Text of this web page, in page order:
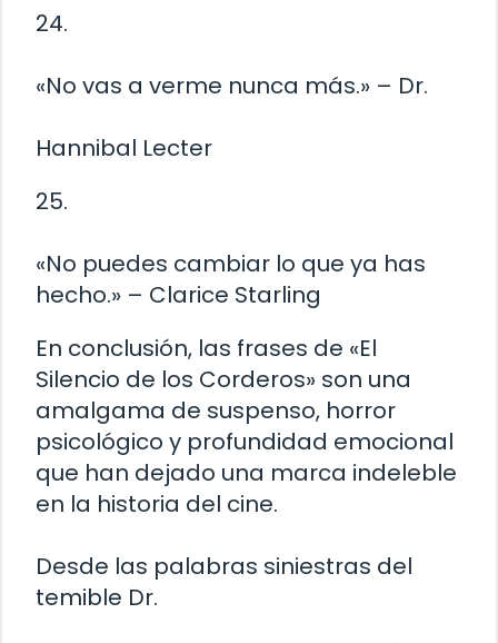
24.
«No vas a verme nunca más.» – Dr.
Hannibal Lecter
25.
«No puedes cambiar lo que ya has
hecho.» – Clarice Starling
En conclusión, las frases de «El
Silencio de los Corderos» son una
amalgama de suspenso, horror
psicológico y profundidad emocional
que han dejado una marca indeleble
en la historia del cine.
Desde las palabras siniestras del
temible Dr.